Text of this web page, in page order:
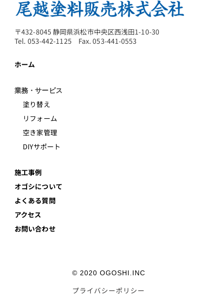
〒432-8045 静岡県浜松市中央区西浅田1-10-30
Tel. 053-442-1125 Fax. 053-441-0553
ホーム
業務・サービス
塗り替え
リフォーム
空き家管理
DIYサポート
施工事例
オゴシについて
よくある質問
アクセス
お問い合わせ
© 2020 OGOSHI.INC
プライバシーポリシー